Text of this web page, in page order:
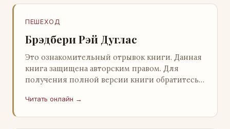
ПЕШЕХОД
Брэдбери Рэй Дуглас
Это ознакомительный отрывок книги. Данная
книга защищена авторским правом. Для
получения полной версии книги обратитесь к
легального ко…
Читать онлайн →